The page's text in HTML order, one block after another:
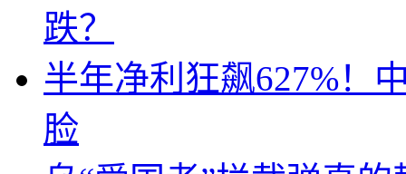
跌？
半年净利狂飙627%！
脸